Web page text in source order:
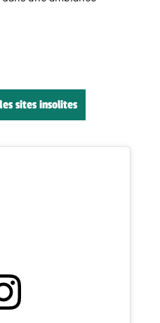
sites insolites